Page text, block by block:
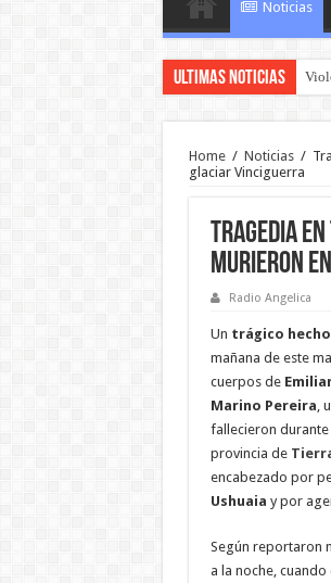
Noticias
Ultimas Noticias
Home / Noticias /
glaciar Vinciguerra
Tragedia
murieron
Radio Angelica
Un trágico hecho
mañana de este
cuerpos de
Marino Pereira,
fallecieron durante
provincia de
encabezado por
Ushuaia y por
Según reportaron
a la noche,